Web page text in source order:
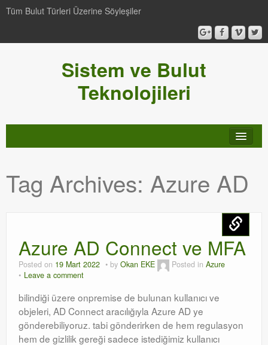
Tüm Bulut Türleri Üzerine Söyleşiler
Sistem ve Bulut
Teknolojileri
Genel
SCOM
Watchguard
PHP & MySQL
Tag Archives: Azure AD
Azure AD Connect ve MFA
Posted on 19 Mart 2022 by Okan EKE Posted in Azure
Leave a comment
bilindiği üzere onpremise de bulunan kullanıcı ve
objeleri, AD Connect aracılığıyla Azure AD ye
gönderebiliyoruz. tabi gönderirken de hem regulasyon
hem de gizlilik gereği sadece istediğimiz kullanıcı